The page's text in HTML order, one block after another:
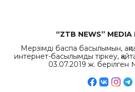
“ZTB NEWS” MEDIA
Мерзімді баспа басылымын,
интернет-басылымды тіркеу,
03.07.2019 ж.